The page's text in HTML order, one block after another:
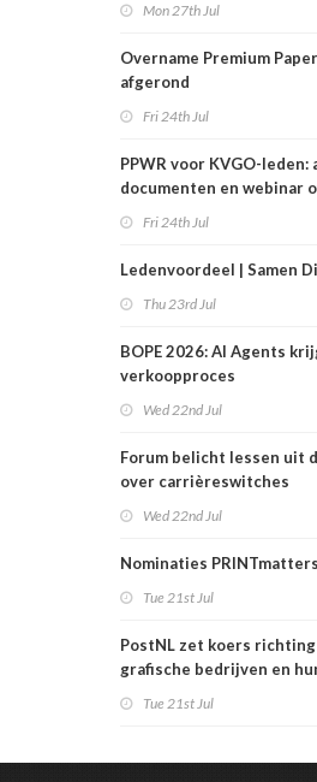
Mon 27th Jul
Overname Premium
afgerond
Fri 24th Jul
PPWR voor KVGO-
documenten en webinar
Fri 24th Jul
Ledenvoordeel | Samen
Thu 23rd Jul
BOPE 2026: AI Agents
verkoopproces
Wed 22nd Jul
Forum belicht lessen uit
over carrièreswitches
Wed 22nd Jul
Nominaties
Tue 21st Jul
PostNL zet koers
grafische bedrijven en
Tue 21st Jul